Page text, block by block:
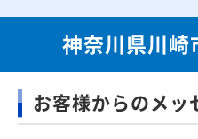
神奈川県川
お客様からのメッ